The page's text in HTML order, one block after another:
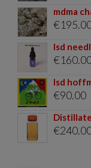
mdma
€
lsd
€
lsd
€90.00
€